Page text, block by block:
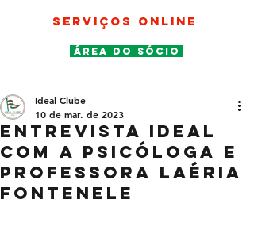
SERVIÇOS ONLINE
ÁREA DO SÓCIO
Entrevista Ideal
com a psicóloga e
professora Laéria
Fontenele
Ideal Clube
10 de mar. de 2023